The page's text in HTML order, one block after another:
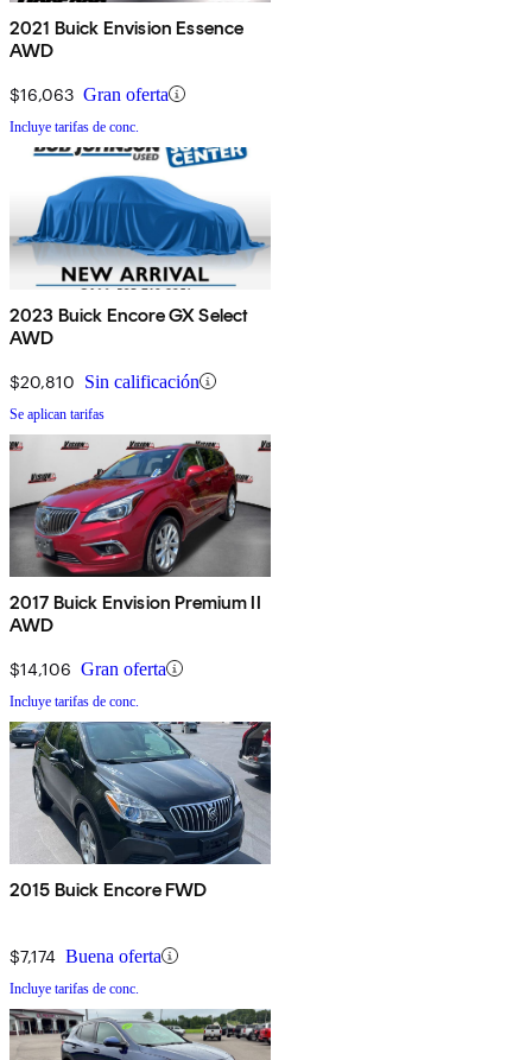
2021 Buick Envision Essence
AWD
$16,063 Gran oferta
Incluye tarifas de conc.
2023 Buick Encore GX Select
AWD
$20,810 Sin calificación
Se aplican tarifas
2017 Buick Envision Premium II
AWD
$14,106 Gran oferta
Incluye tarifas de conc.
2015 Buick Encore FWD
$7,174 Buena oferta
Incluye tarifas de conc.